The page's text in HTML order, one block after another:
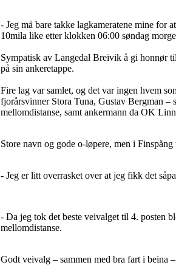
- Jeg må bare takke lagkameratene mine
10mila like etter klokken 06:00 søndag
Sympatisk av Langedal Breivik å gi honnør
på sin ankeretappe.
Fire lag var samlet, og det var ingen hvem
fjorårsvinner Stora Tuna, Gustav Bergman –
mellomdistanse, samt ankermann da OK
Store navn og gode o-løpere, men i
- Jeg er litt overrasket over at jeg fikk det
- Da jeg tok det beste veivalget til 4. posten
mellomdistanse.
Godt veivalg – sammen med bra fart i